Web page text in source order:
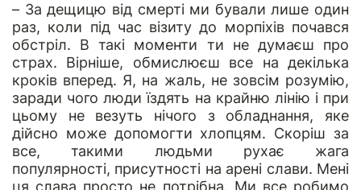
– За дещицю від смерті ми бували лише один
раз, коли під час візиту до морпіхів почався
обстріл. В такі моменти ти не думаєш про
страх. Вірніше, обмислюєш все на декілька
кроків вперед. Я, на жаль, не зовсім розумію,
заради чого люди їздять на крайню лінію і при
цьому не везуть нічого з обладнання, яке
дійсно може допомогти хлопцям. Скоріш за
все, такими людьми рухає жага
популярності, присутності на арені слави. Мені